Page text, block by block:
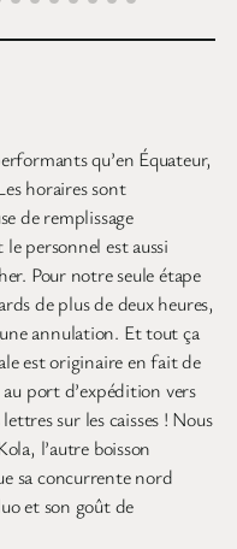
qu’en Équateur,
horaires sont
de remplissage
personnel est aussi
Pour notre seule étape
de plus de deux heures,
annulation. Et tout ça
est originaire en fait de
port d’expédition vers
sur les caisses ! Nous
l’autre boisson
sa concurrente nord
et son goût de